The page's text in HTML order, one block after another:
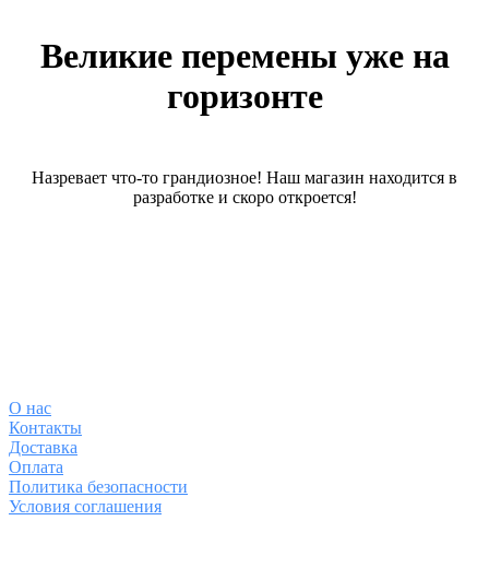
Великие перемены уже на
горизонте
Назревает что-то грандиозное! Наш магазин находится в
разработке и скоро откроется!
О нас
Контакты
Доставка
Оплата
Политика безопасности
Условия соглашения